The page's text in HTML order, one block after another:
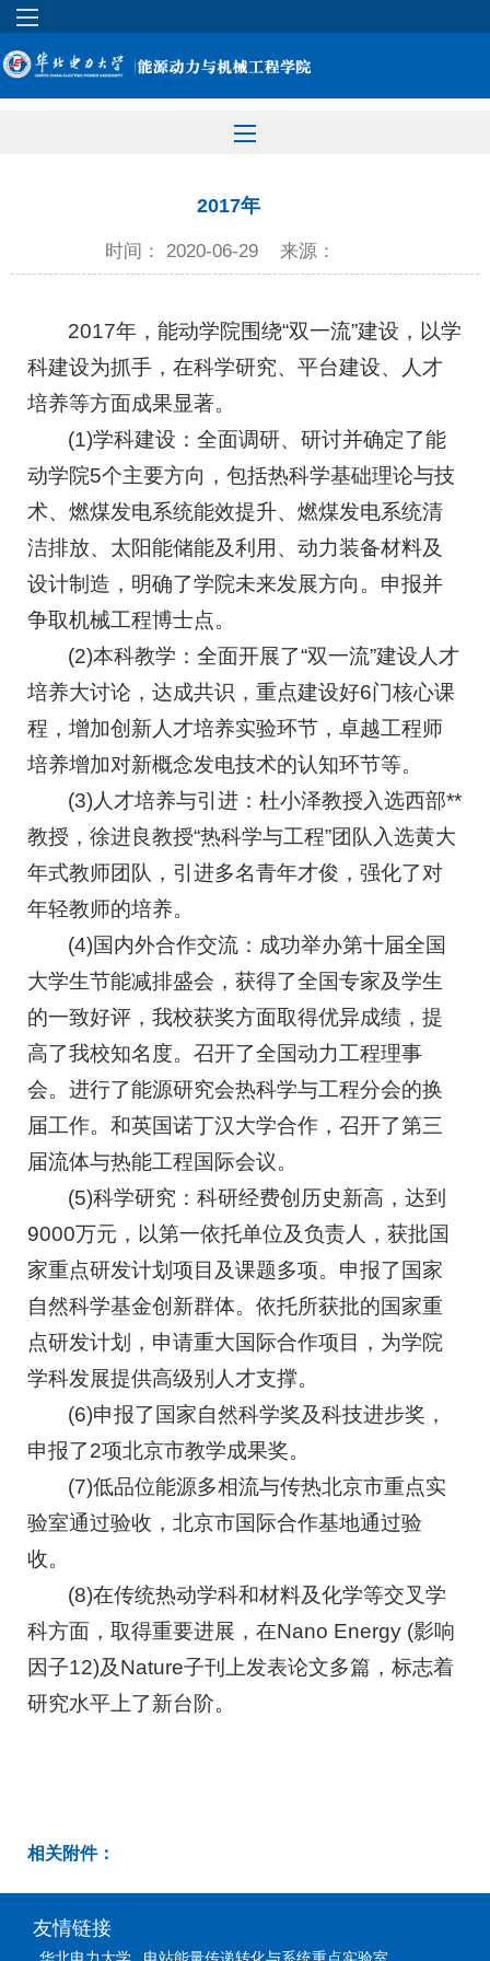
2017年
时间： 2020-06-29 来源：
2017年，能动学院围绕“双一流”建设，以学
科建设为抓手，在科学研究、平台建设、人才
培养等方面成果显著。
(1)学科建设：全面调研、研讨并确定了能
动学院5个主要方向，包括热科学基础理论与技
术、燃煤发电系统能效提升、燃煤发电系统清
洁排放、太阳能储能及利用、动力装备材料及
设计制造，明确了学院未来发展方向。申报并
争取机械工程博士点。
(2)本科教学：全面开展了“双一流”建设人才
培养大讨论，达成共识，重点建设好6门核心课
程，增加创新人才培养实验环节，卓越工程师
培养增加对新概念发电技术的认知环节等。
(3)人才培养与引进：杜小泽教授入选西部**
教授，徐进良教授“热科学与工程”团队入选黄大
年式教师团队，引进多名青年才俊，强化了对
年轻教师的培养。
(4)国内外合作交流：成功举办第十届全国
大学生节能减排盛会，获得了全国专家及学生
的一致好评，我校获奖方面取得优异成绩，提
高了我校知名度。召开了全国动力工程理事
会。进行了能源研究会热科学与工程分会的换
届工作。和英国诺丁汉大学合作，召开了第三
届流体与热能工程国际会议。
(5)科学研究：科研经费创历史新高，达到
9000万元，以第一依托单位及负责人，获批国
家重点研发计划项目及课题多项。申报了国家
自然科学基金创新群体。依托所获批的国家重
点研发计划，申请重大国际合作项目，为学院
学科发展提供高级别人才支撑。
(6)申报了国家自然科学奖及科技进步奖，
申报了2项北京市教学成果奖。
(7)低品位能源多相流与传热北京市重点实
验室通过验收，北京市国际合作基地通过验
收。
(8)在传统热动学科和材料及化学等交叉学
科方面，取得重要进展，在Nano Energy (影响
因子12)及Nature子刊上发表论文多篇，标志着
研究水平上了新台阶。
相关附件：
友情链接